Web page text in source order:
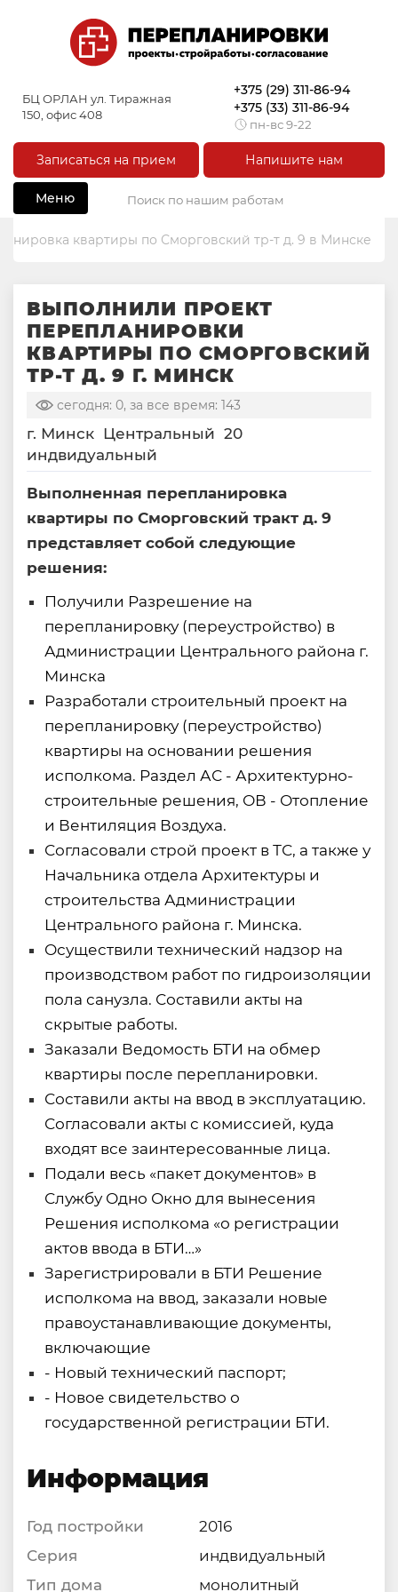
БЦ ОРЛАН ул. Тиражная
150, офис 408
+375 (29) 311-86-94
+375 (33) 311-86-94
пн-вс 9-22
Записаться на прием Напишите нам
Меню
квартиры по Сморговский тр-т д. 9 в Минске
ВЫПОЛНИЛИ ПРОЕКТ
ПЕРЕПЛАНИРОВКИ
КВАРТИРЫ ПО СМОРГОВСКИЙ
ТР-Т Д. 9 Г. МИНСК
сегодня: 0, за все время: 143
г. Минск Центральный 20
индвидуальный
Выполненная перепланировка
квартиры по Сморговский тракт д. 9
представляет собой следующие
решения:
Получили Разрешение на
перепланировку (переустройство) в
Администрации Центрального района г.
Минска
Разработали строительный проект на
перепланировку (переустройство)
квартиры на основании решения
исполкома. Раздел АС - Архитектурно-
строительные решения, ОВ - Отопление
и Вентиляция Воздуха.
Согласовали строй проект в ТС, а также у
Начальника отдела Архитектуры и
строительства Администрации
Центрального района г. Минска.
Осуществили технический надзор на
производством работ по гидроизоляции
пола санузла. Составили акты на
скрытые работы.
Заказали Ведомость БТИ на обмер
квартиры после перепланировки.
Составили акты на ввод в эксплуатацию.
Согласовали акты с комиссией, куда
входят все заинтересованные лица.
Подали весь «пакет документов» в
Службу Одно Окно для вынесения
Решения исполкома «о регистрации
актов ввода в БТИ…»
Зарегистрировали в БТИ Решение
исполкома на ввод, заказали новые
правоустанавливающие документы,
включающие
- Новый технический паспорт;
- Новое свидетельство о
государственной регистрации БТИ.
Информация
Год постройки
2016
Серия
индвидуальный
Тип дома
монолитный